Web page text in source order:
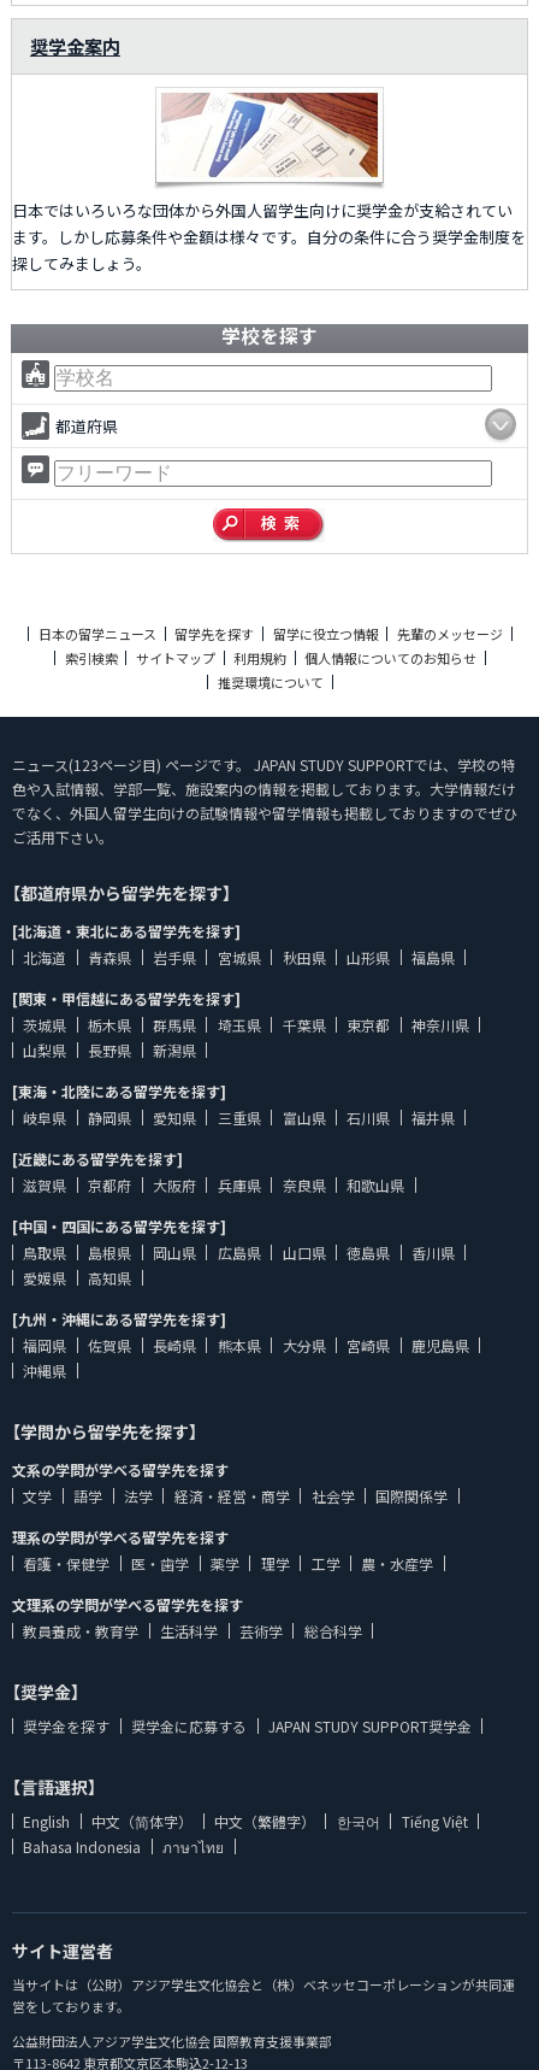
奨学金案内
日本ではいろいろな団体から外国人留学生向けに奨学金が支給されてい
ます。しかし応募条件や金額は様々です。自分の条件に合う奨学金制度を
探してみましょう。
学校を探す
都道府県
日本の留学ニュース 留学先を探す 留学に役立つ情報
先輩のメッセージ
索引検索
サイトマップ 利用規約
個人情報についてのお知らせ
推奨環境について
ニュース(123ページ目) ページです。 JAPAN STUDY SUPPORTでは、学校の特
色や入試情報、学部一覧、施設案内の情報を掲載しております。大学情報だけ
でなく、外国人留学生向けの試験情報や留学情報も掲載しておりますのでぜひ
ご活用下さい。
【都道府県から留学先を探す】
[北海道・東北にある留学先を探す]
北海道
青森県 岩手県 宮城県 秋田県 山形県
福島県
[関東・甲信越にある留学先を探す]
茨城県
栃木県 群馬県 埼玉県 千葉県 東京都
神奈川県
山梨県
長野県
新潟県
[東海・北陸にある留学先を探す]
岐阜県
静岡県 愛知県 三重県 富山県 石川県
福井県
[近畿にある留学先を探す]
滋賀県
京都府 大阪府 兵庫県 奈良県
和歌山県
[中国・四国にある留学先を探す]
鳥取県
島根県 岡山県 広島県 山口県 徳島県
香川県
愛媛県
高知県
[九州・沖縄にある留学先を探す]
福岡県
佐賀県 長崎県 熊本県 大分県 宮崎県
鹿児島県
沖縄県
【学問から留学先を探す】
文系の学問が学べる留学先を探す
文学
語学 法学 経済・経営・商学 社会学
国際関係学
理系の学問が学べる留学先を探す
看護・保健学
医・歯学 薬学 理学 工学
農・水産学
文理系の学問が学べる留学先を探す
教員養成・教育学
生活科学 芸術学 総合科学
【奨学金】
奨学金を探す 奨学金に応募する JAPAN STUDY SUPPORT奨学金
【言語選択】
English 中文（简体字） 中文（繁體字） 한국어
Tiếng Việt
Bahasa Indonesia
ภาษาไทย
サイト運営者
当サイトは（公財）アジア学生文化協会と（株）ベネッセコーポレーションが共同運
営をしております。
公益財団法人アジア学生文化協会 国際教育支援事業部
〒113-8642 東京都文京区本駒込2-12-13